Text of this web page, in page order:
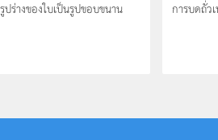
ร่างของใบเป็นรูปขอบขนาน
การบดถั่ว